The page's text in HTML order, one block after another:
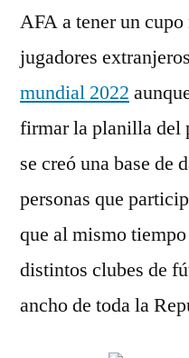
AFA a tener un
jugadores
mundial 2022
firmar la planilla del
se creó una base de
personas que
que al mismo
distintos clubes de
ancho de toda la